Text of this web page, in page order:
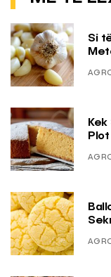
Si